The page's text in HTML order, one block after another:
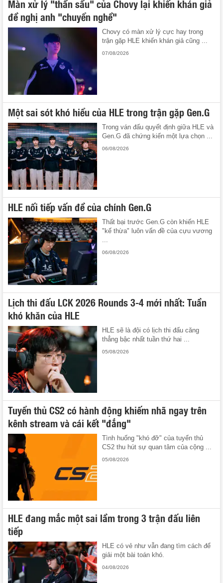
Màn xử lý "thần sầu" của Chovy lại khiến khán giả
đề nghị anh "chuyển nghề"
Chovy có màn xử lý cực hay trong
trận gặp HLE khiến khán giả cũng ...
07/08/2026
Một sai sót khó hiểu của HLE trong trận gặp Gen.G
Trong ván đấu quyết định giữa HLE và
Gen.G đã chứng kiến một lựa chọn ...
06/08/2026
HLE nối tiếp vấn đề của chính Gen.G
Thất bại trước Gen.G còn khiến HLE
"kế thừa" luôn vấn đề của cựu vương
...
06/08/2026
Lịch thi đấu LCK 2026 Rounds 3-4 mới nhất: Tuần
khó khăn của HLE
HLE sẽ là đội có lịch thi đấu căng
thẳng bậc nhất tuần thứ hai ...
05/08/2026
Tuyển thủ CS2 có hành động khiếm nhã ngay trên
kênh stream và cái kết "đắng"
Tình huống "khó đỡ" của tuyển thủ
CS2 thu hút sự quan tâm của cộng ...
05/08/2026
HLE đang mắc một sai lầm trong 3 trận đấu liên
tiếp
HLE có vẻ như vẫn đang tìm cách để
giải một bài toán khó.
04/08/2026